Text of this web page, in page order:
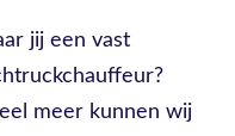
jij een vast
meer kunnen wij